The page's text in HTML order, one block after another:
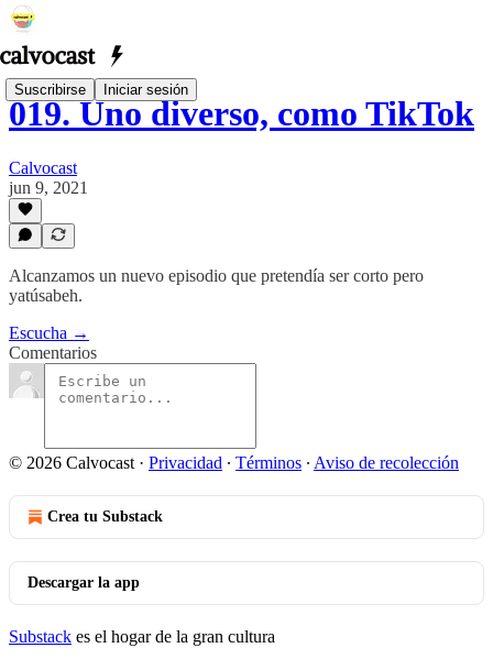
Suscribirse Iniciar sesión
019. Uno diverso, como TikTok
Calvocast
jun 9, 2021
Alcanzamos un nuevo episodio que pretendía ser corto pero
yatúsabeh.
Escucha →
Comentarios
© 2026 Calvocast · Privacidad ∙ Términos ∙ Aviso de recolección
Crea tu Substack
Descargar la app
Substack es el hogar de la gran cultura